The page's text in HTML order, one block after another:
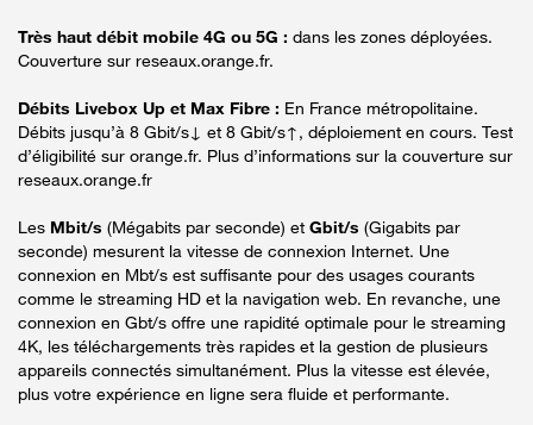
Très haut débit mobile 4G ou 5G : dans les zones déployées.
Couverture sur reseaux.orange.fr.
Débits Livebox Up et Max Fibre : En France métropolitaine.
Débits jusqu’à 8 Gbit/s↓ et 8 Gbit/s↑, déploiement en cours. Test
d’éligibilité sur orange.fr. Plus d’informations sur la couverture sur
reseaux.orange.fr
Les Mbit/s (Mégabits par seconde) et Gbit/s (Gigabits par
seconde) mesurent la vitesse de connexion Internet. Une
connexion en Mbt/s est suffisante pour des usages courants
comme le streaming HD et la navigation web. En revanche, une
connexion en Gbt/s offre une rapidité optimale pour le streaming
4K, les téléchargements très rapides et la gestion de plusieurs
appareils connectés simultanément. Plus la vitesse est élevée,
plus votre expérience en ligne sera fluide et performante.